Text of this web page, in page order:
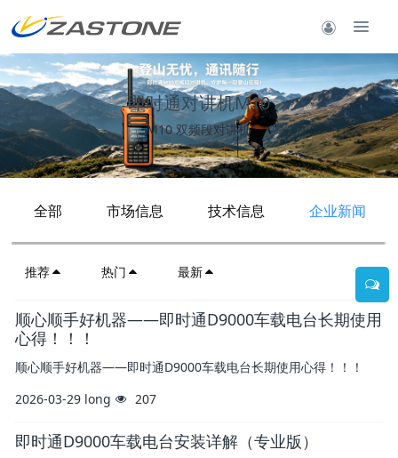
即时通对讲机M10
M10 双频段对讲机
全部 市场信息 技术信息 企业新闻
推荐 热门 最新
顺心顺手好机器——即时通D9000车载电台长期使用
心得！！！
顺心顺手好机器——即时通D9000车载电台长期使用心得！！！
2026-03-29 long 207
即时通D9000车载电台安装详解（专业版）